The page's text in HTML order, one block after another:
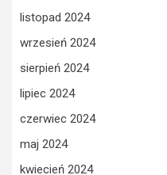
listopad 2024
wrzesień 2024
sierpień 2024
lipiec 2024
czerwiec 2024
maj 2024
kwiecień 2024